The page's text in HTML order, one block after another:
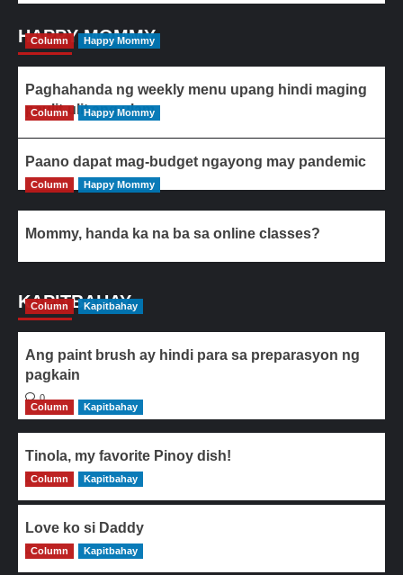
HAPPY MOMMY
Column Happy Mommy
Paghahanda ng weekly menu upang hindi maging
paulit-ulit ang ulam
Column Happy Mommy
Paano dapat mag-budget ngayong may pandemic
Column Happy Mommy
Mommy, handa ka na ba sa online classes?
KAPITBAHAY
Column Kapitbahay
Ang paint brush ay hindi para sa preparasyon ng
pagkain
0
Column
Kapitbahay
Tinola, my favorite Pinoy dish!
0
Column Kapitbahay
Love ko si Daddy
0
Column Kapitbahay